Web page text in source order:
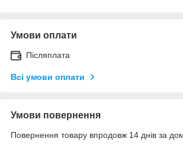
Умови оплати
Післяплата
Всі умови оплати
Умови повернення
Повернення товару впродовж 14 днів за